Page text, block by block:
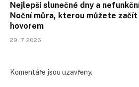
Nejlepší slunečné dny a
Noční můra, kterou můžete
hovorem
29. 7. 2026
Komentáře jsou uzavřeny.